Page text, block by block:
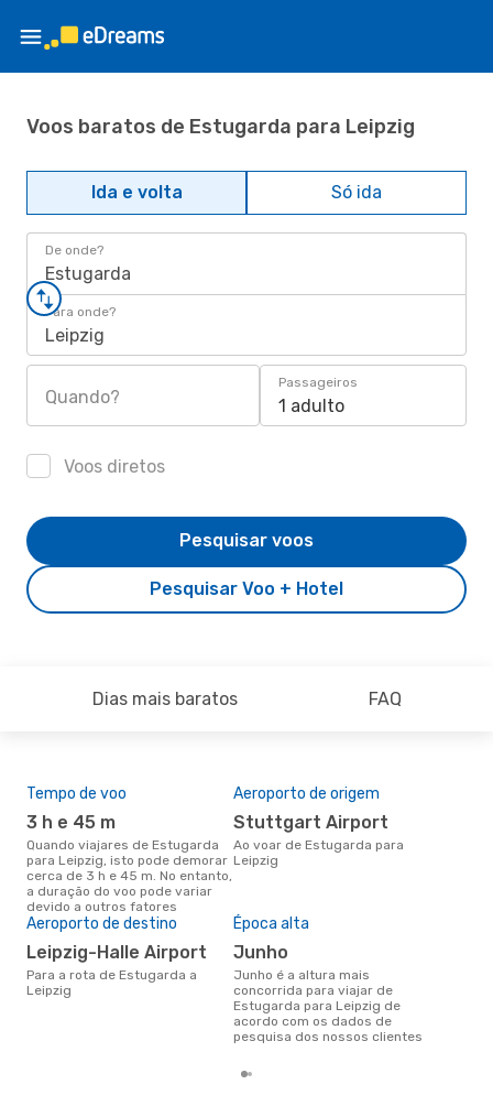
Voos baratos de Estugarda para Leipzig
Ida e volta Só ida
De onde?
Estugarda
Para onde?
Leipzig
Quando?
Passageiros
1 adulto
Voos diretos
Pesquisar Voo + Hotel
Pesquisar voos
Dias mais baratos FAQ
Tempo de voo
3 h e 45 m
Quando viajares de Estugarda
para Leipzig, isto pode demorar
cerca de 3 h e 45 m. No entanto,
a duração do voo pode variar
devido a outros fatores
Aeroporto de origem
Stuttgart Airport
Ao voar de Estugarda para
Leipzig
Aeroporto de destino
Leipzig-Halle Airport
Para a rota de Estugarda a
Leipzig
Época alta
junho
junho é a altura mais
concorrida para viajar de
Estugarda para Leipzig de
acordo com os dados de
pesquisa dos nossos clientes